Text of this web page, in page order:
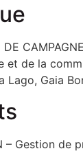
de la
Gaia
– Gestion